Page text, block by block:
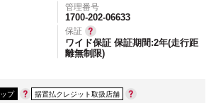
管理番号
1700-202-06633
保証
ワイド保証 保証期間:2年(走行距
離無制限)
プ
据置払クレジット取扱店舗